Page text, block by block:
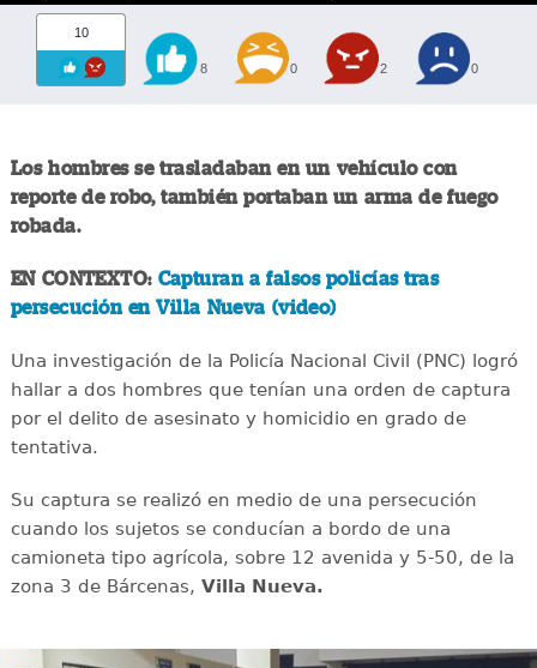
10
8 0 2 0
Los hombres se trasladaban en un vehículo con
reporte de robo, también portaban un arma de fuego
robada.
EN CONTEXTO: Capturan a falsos policías tras
persecución en Villa Nueva (video)
Una investigación de la Policía Nacional Civil (PNC) logró
hallar a dos hombres que tenían una orden de captura
por el delito de asesinato y homicidio en grado de
tentativa.
Su captura se realizó en medio de una persecución
cuando los sujetos se conducían a bordo de una
camioneta tipo agrícola, sobre 12 avenida y 5-50, de la
zona 3 de Bárcenas, Villa Nueva.